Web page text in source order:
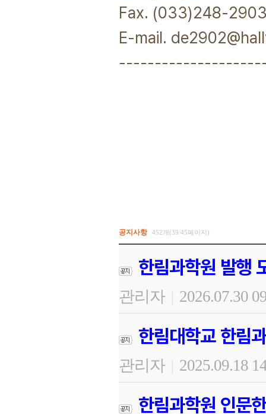
Fax. (033)248-
E-mail.
공지사항 452개(39/45페이지)
한림과학원 발행
관리자 | 2026.07.30
한림대학교 한림
관리자 | 2025.09.18
한림과학원 인문